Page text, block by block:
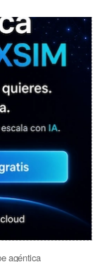
agéntica